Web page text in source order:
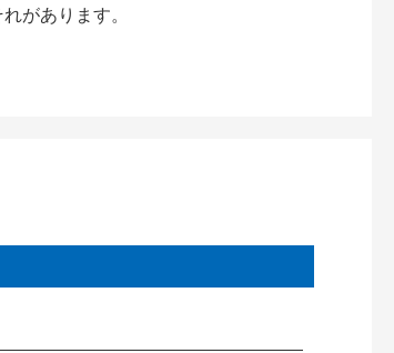
があります。